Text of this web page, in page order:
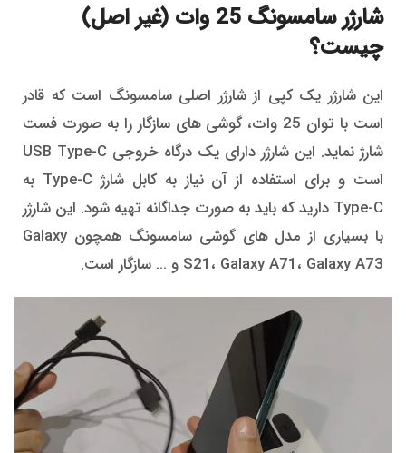
شارژر سامسونگ 25 وات (غیر اصل)
چیست؟
این شارژر یک کپی از شارژر اصلی سامسونگ است که قادر
است با توان 25 وات، گوشی های سازگار را به صورت فست
شارژ نماید. این شارژر دارای یک درگاه خروجی USB Type-C
است و برای استفاده از آن نیاز به کابل شارژ Type-C به
Type-C دارید که باید به صورت جداگانه تهیه شود. این شارژر
با بسیاری از مدل های گوشی سامسونگ همچون Galaxy
S21، Galaxy A71، Galaxy A73 و … سازگار است.